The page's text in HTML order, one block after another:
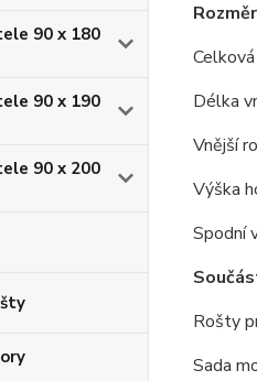
90 x 180
90 x 190
90 x 200
Délka
Vnější
Výška
Spodní
Rošty
Sada